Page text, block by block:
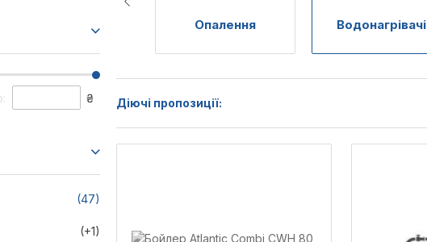
₴
(47)
(+1)
Опалення Водонагрівачі
Діючі пропозиції: